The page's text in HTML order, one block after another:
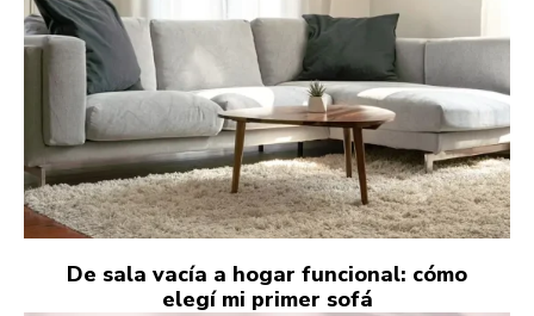
De sala vacía a hogar funcional: cómo
elegí mi primer sofá